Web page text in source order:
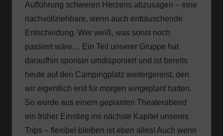
Aufführung schweren Herzens abzusagen – eine
nachvollziehbare, wenn auch enttäuschende
Entscheidung. Wer weiß, was sonst noch
passiert wäre… Ein Teil unserer Gruppe hat
daraufhin spontan umdisponiert und ist bereits
heute auf den Campingplatz weitergereist, den
wir eigentlich erst für morgen eingeplant hatten.
So wurde aus einem geplanten Theaterabend
ein früher Einstieg ins nächste Kapitel unseres
Trips – flexibel bleiben ist eben alles! Auch wenn